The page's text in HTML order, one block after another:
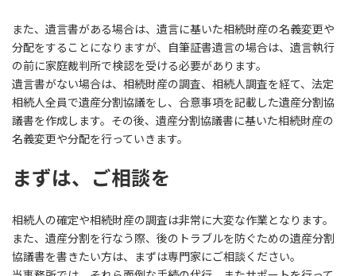
また、遺言書がある場合は、遺言に基いた相続財産の名義変更や
分配をすることになりますが、自筆証書遺言の場合は、遺言執行
の前に家庭裁判所で検認を受ける必要があります。
遺言書がない場合は、相続財産の調査、相続人調査を経て、法定
相続人全員で遺産分割協議をし、合意事項を記載した遺産分割協
議書を作成します。その後、遺産分割協議書に基いた相続財産の
名義変更や分配を行っていきます。
まずは、ご相談を
相続人の確定や相続財産の調査は非常に大変な作業となります。
また、遺産分割を行なう際、後のトラブルを防ぐための遺産分割
協議書を書きたい方は、まずは専門家にご相談ください。